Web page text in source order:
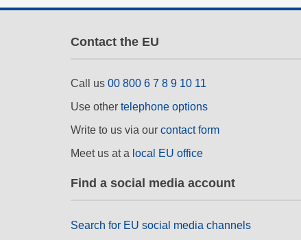
Contact the EU
Call us 00 800 6 7 8 9 10 11
Use other telephone options
Write to us via our contact form
Meet us at a local EU office
Find a social media account
Search for EU social media channels